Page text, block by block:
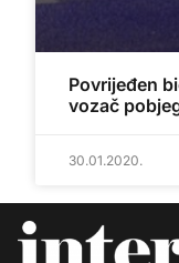
Povrijeđen
vozač
30.01.2020.